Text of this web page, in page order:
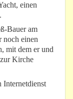
einen
Bauer am
noch einen
mit dem er und
Kirche
Internetdienst